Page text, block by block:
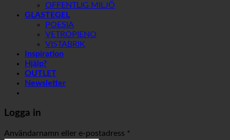
OFFENTLIG MILJÖ
GLASTEGEL
POESIA
VETROPIENO
VISTABRIK
Inspiration
Hjälp?
OUTLET
Newsletter
Logga in
Användarnamn eller e-postadress *